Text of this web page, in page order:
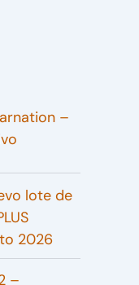
–
lote de
2026
–